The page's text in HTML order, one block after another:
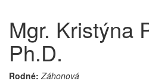
Mgr. Kristýna
Ph.D.
Rodné: Záhonová